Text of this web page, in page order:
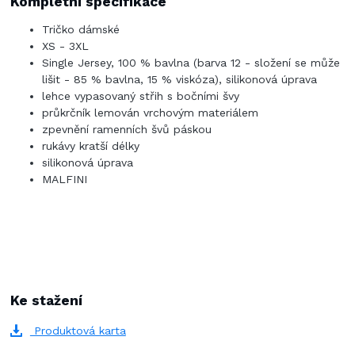
Tričko dámské
XS - 3XL
Single Jersey, 100 % bavlna (barva 12 - složení se může
lišit - 85 % bavlna, 15 % viskóza), silikonová úprava
lehce vypasovaný střih s bočními švy
průkrčník lemován vrchovým materiálem
zpevnění ramenních švů páskou
rukávy kratší délky
silikonová úprava
MALFINI
Ke stažení
Produktová karta